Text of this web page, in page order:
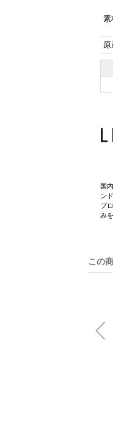
素
原
国
ン
プ
み
この